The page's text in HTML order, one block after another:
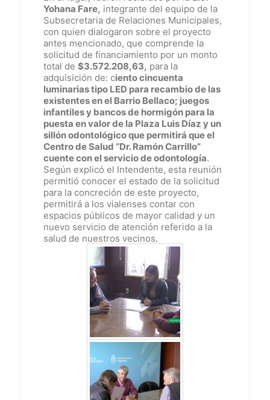
Yohana Fare, integrante del equipo de la
Subsecretaria de Relaciones Municipales,
con quien dialogaron sobre el proyecto
antes mencionado, que comprende la
solicitud de financiamiento por un monto
total de $3.572.208,63, para la
adquisición de: ciento cincuenta
luminarias tipo LED para recambio de las
existentes en el Barrio Bellaco; juegos
infantiles y bancos de hormigón para la
puesta en valor de la Plaza Luis Díaz y un
sillón odontológico que permitirá que el
Centro de Salud “Dr. Ramón Carrillo”
cuente con el servicio de odontología.
Según explicó el Intendente, esta reunión
permitió conocer el estado de la solicitud
para la concreción de este proyecto,
permitirá a los vialenses contar con
espacios públicos de mayor calidad y un
nuevo servicio de atención referido a la
salud de nuestros vecinos.